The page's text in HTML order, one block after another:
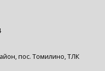
пос. Томилино, ТЛК